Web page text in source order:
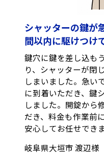
シャッターの鍵が
間以内に駆けつけ
鍵穴に鍵を差し込も
り、シャッターが閉
しまいました。急い
に到着いただき、鍵
しました。開錠から
だき、料金も作業前
安心してお任せでき
岐阜県大垣市 渡辺様